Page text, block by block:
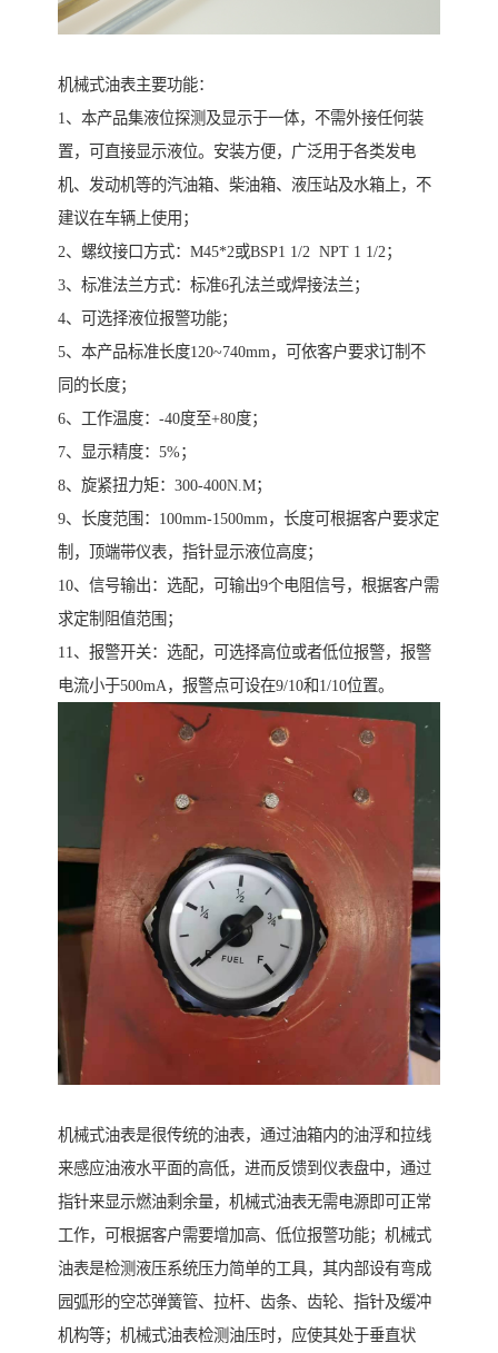
机械式油表主要功能：
1、本产品集液位探测及显示于一体，不需外接任何装
置，可直接显示液位。安装方便，广泛用于各类发电
机、发动机等的汽油箱、柴油箱、液压站及水箱上，不
建议在车辆上使用；
2、螺纹接口方式：M45*2或BSP1 1/2 NPT 1 1/2；
3、标准法兰方式：标准6孔法兰或焊接法兰；
4、可选择液位报警功能；
5、本产品标准长度120~740mm，可依客户要求订制不
同的长度；
6、工作温度：-40度至+80度；
7、显示精度：5%；
8、旋紧扭力矩：300-400N.M；
9、长度范围：100mm-1500mm，长度可根据客户要求定
制，顶端带仪表，指针显示液位高度；
10、信号输出：选配，可输出9个电阻信号，根据客户需
求定制阻值范围；
11、报警开关：选配，可选择高位或者低位报警，报警
电流小于500mA，报警点可设在9/10和1/10位置。
机械式油表是很传统的油表，通过油箱内的油浮和拉线
来感应油液水平面的高低，进而反馈到仪表盘中，通过
指针来显示燃油剩余量，机械式油表无需电源即可正常
工作，可根据客户需要增加高、低位报警功能；机械式
油表是检测液压系统压力简单的工具，其内部设有弯成
园弧形的空芯弹簧管、拉杆、齿条、齿轮、指针及缓冲
机构等；机械式油表检测油压时，应使其处于垂直状